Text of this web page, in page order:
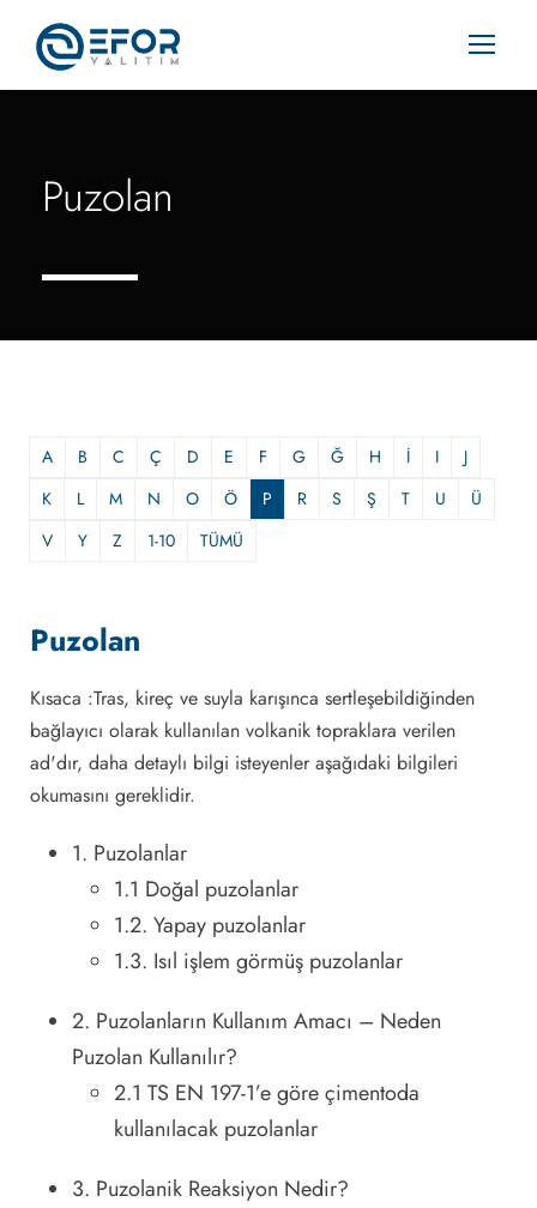
Puzolan
A B C Ç D E F G Ğ H İ I
J
K
L M N O Ö P R S Ş T U
Ü
V
Y Z 1-10 TÜMÜ
Puzolan
Kısaca :Tras, kireç ve suyla karışınca sertleşebildiğinden
bağlayıcı olarak kullanılan volkanik topraklara verilen
ad'dır, daha detaylı bilgi isteyenler aşağıdaki bilgileri
okumasını gereklidir.
1. Puzolanlar
1.1 Doğal puzolanlar
1.2. Yapay puzolanlar
1.3. Isıl işlem görmüş puzolanlar
2. Puzolanların Kullanım Amacı – Neden
Puzolan Kullanılır?
2.1 TS EN 197-1’e göre çimentoda
kullanılacak puzolanlar
3. Puzolanik Reaksiyon Nedir?